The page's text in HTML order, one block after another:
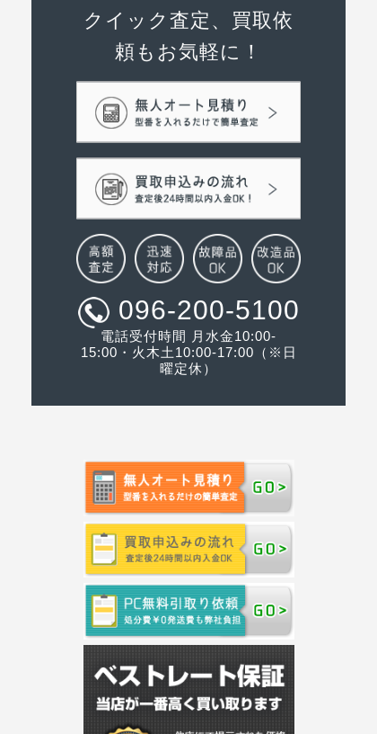
クイック査定、買取依
頼もお気軽に！
096-200-5100
電話受付時間 月水金10:00-
15:00・火木土10:00-17:00（※日
曜定休）